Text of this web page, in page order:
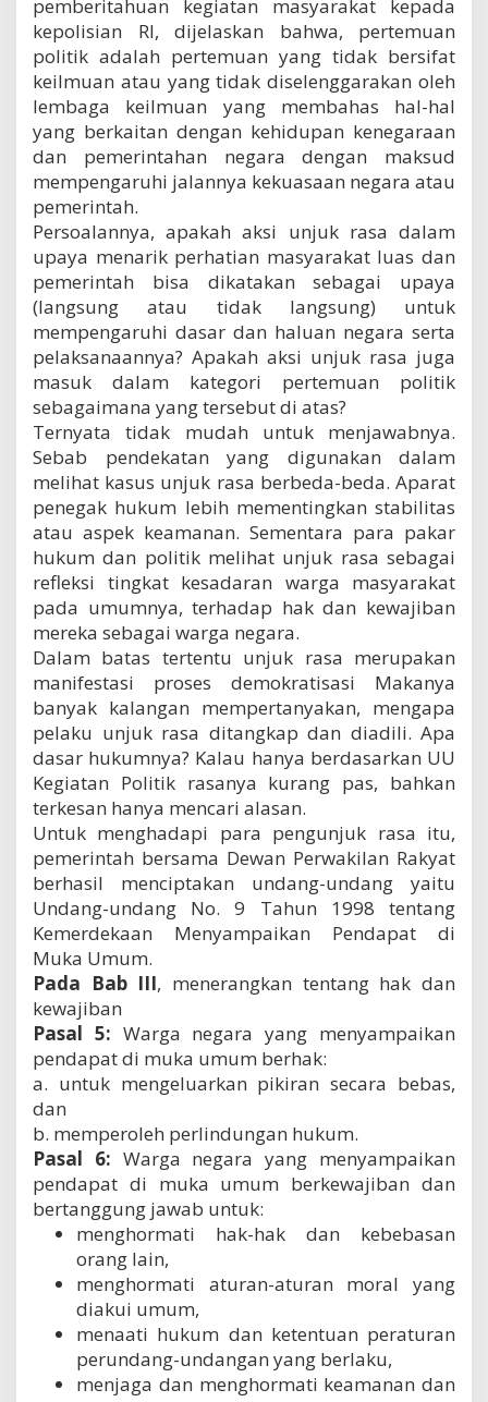
pemberitahuan kegiatan masyarakat kepada
kepolisian RI, dijelaskan bahwa, pertemuan
politik adalah pertemuan yang tidak bersifat
keilmuan atau yang tidak diselenggarakan oleh
lembaga keilmuan yang membahas hal-hal
yang berkaitan dengan kehidupan kenegaraan
dan pemerintahan negara dengan maksud
mempengaruhi jalannya kekuasaan negara atau
pemerintah.
Persoalannya, apakah aksi unjuk rasa dalam
upaya menarik perhatian masyarakat luas dan
pemerintah bisa dikatakan sebagai upaya
(langsung atau tidak langsung) untuk
mempengaruhi dasar dan haluan negara serta
pelaksanaannya? Apakah aksi unjuk rasa juga
masuk dalam kategori pertemuan politik
sebagaimana yang tersebut di atas?
Ternyata tidak mudah untuk menjawabnya.
Sebab pendekatan yang digunakan dalam
melihat kasus unjuk rasa berbeda-beda. Aparat
penegak hukum lebih mementingkan stabilitas
atau aspek keamanan. Sementara para pakar
hukum dan politik melihat unjuk rasa sebagai
refleksi tingkat kesadaran warga masyarakat
pada umumnya, terhadap hak dan kewajiban
mereka sebagai warga negara.
Dalam batas tertentu unjuk rasa merupakan
manifestasi proses demokratisasi Makanya
banyak kalangan mempertanyakan, mengapa
pelaku unjuk rasa ditangkap dan diadili. Apa
dasar hukumnya? Kalau hanya berdasarkan UU
Kegiatan Politik rasanya kurang pas, bahkan
terkesan hanya mencari alasan.
Untuk menghadapi para pengunjuk rasa itu,
pemerintah bersama Dewan Perwakilan Rakyat
berhasil menciptakan undang-undang yaitu
Undang-undang No. 9 Tahun 1998 tentang
Kemerdekaan Menyampaikan Pendapat di
Muka Umum.
Pada Bab III, menerangkan tentang hak dan
kewajiban
Pasal 5: Warga negara yang menyampaikan
pendapat di muka umum berhak:
a. untuk mengeluarkan pikiran secara bebas,
dan
b. memperoleh perlindungan hukum.
Pasal 6: Warga negara yang menyampaikan
pendapat di muka umum berkewajiban dan
bertanggung jawab untuk:
menghormati hak-hak dan kebebasan
orang lain,
menghormati aturan-aturan moral yang
diakui umum,
menaati hukum dan ketentuan peraturan
perundang-undangan yang berlaku,
menjaga dan menghormati keamanan dan